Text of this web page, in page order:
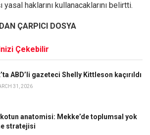
haklarını kullanacaklarını belirtti.
ÇARPICI DOSYA
Çekebilir
ABD’li gazeteci Shelly Kittleson kaçırıldı
31, 2026
anatomisi: Mekke’de toplumsal yok
stratejisi